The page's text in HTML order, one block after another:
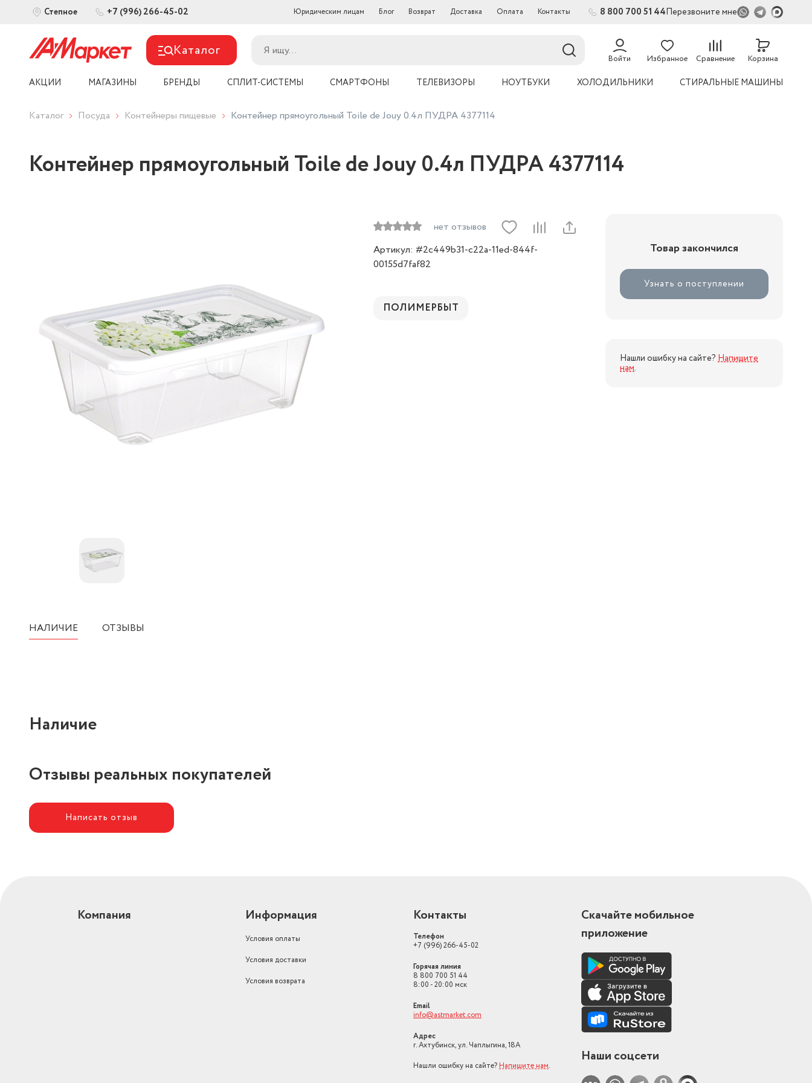
Степное +7 (996) 266-45-02 Юридическим лицам Блог Возврат Доставка Оплата Контакты 8 800 700 51 44Перезвоните мне
Каталог Войти Избранное Сравнение
54
Корзина
АКЦИИ МАГАЗИНЫ БРЕНДЫ СПЛИТ-СИСТЕМЫ СМАРТФОНЫ ТЕЛЕВИЗОРЫ НОУТБУКИ ХОЛОДИЛЬНИКИ СТИРАЛЬНЫЕ МАШИНЫ
Каталог Посуда Контейнеры пищевые Контейнер прямоугольный Toile de Jouy 0.4л ПУДРА 4377114
Контейнер прямоугольный Toile de Jouy 0.4л ПУДРА 4377114
нет отзывов
Артикул: #2c449b31-c22a-11ed-844f-
00155d7faf82
ПОЛИМЕРБЫТ
Товар закончился
Узнать о поступлении
Нашли ошибку на сайте? Напишите
нам.
НАЛИЧИЕ ОТЗЫВЫ
Наличие
Отзывы реальных покупателей
Написать отзыв
Компания Информация
Условия оплаты
Условия доставки
Условия возврата
Контакты
Телефон
+7 (996) 266-45-02
Горячая линия
8 800 700 51 44
8:00 - 20:00 мск
Email
info@astmarket.com
Адрес
г. Ахтубинск, ул. Чаплыгина, 18А
Нашли ошибку на сайте? Напишите нам.
Скачайте мобильное
приложение
Наши соцсети